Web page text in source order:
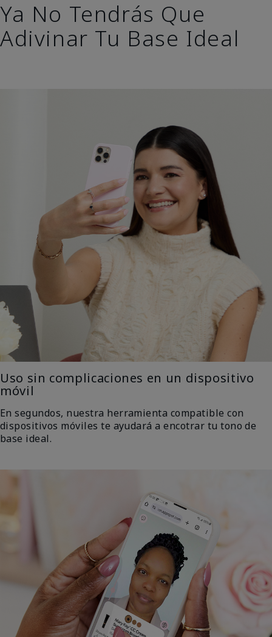
Ya No Tendrás Que
Adivinar Tu Base Ideal
Uso sin complicaciones en un dispositivo
móvil
En segundos, nuestra herramienta compatible con
dispositivos móviles te ayudará a encotrar tu tono de
base ideal.